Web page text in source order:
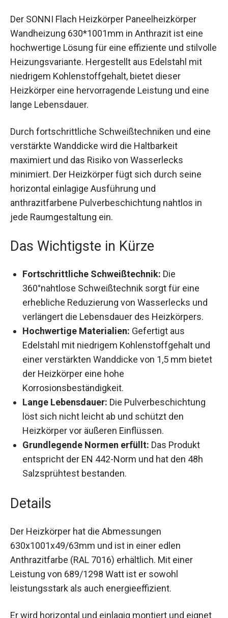
Der SONNI Flach Heizkörper Paneelheizkörper
Wandheizung 630*1001mm in Anthrazit ist eine
hochwertige Lösung für eine effiziente und stilvolle
Heizungsvariante. Hergestellt aus Edelstahl mit
niedrigem Kohlenstoffgehalt, bietet dieser
Heizkörper eine hervorragende Leistung und eine
lange Lebensdauer.
Durch fortschrittliche Schweißtechniken und eine
verstärkte Wanddicke wird die Haltbarkeit
maximiert und das Risiko von Wasserlecks
minimiert. Der Heizkörper fügt sich durch seine
horizontal einlagige Ausführung und
anthrazitfarbene Pulverbeschichtung nahtlos in
jede Raumgestaltung ein.
Das Wichtigste in Kürze
Fortschrittliche Schweißtechnik: Die
360°nahtlose Schweißtechnik sorgt für eine
erhebliche Reduzierung von Wasserlecks und
verlängert die Lebensdauer des Heizkörpers.
Hochwertige Materialien: Gefertigt aus
Edelstahl mit niedrigem Kohlenstoffgehalt und
einer verstärkten Wanddicke von 1,5 mm bietet
der Heizkörper eine hohe
Korrosionsbeständigkeit.
Lange Lebensdauer: Die Pulverbeschichtung
löst sich nicht leicht ab und schützt den
Heizkörper vor äußeren Einflüssen.
Grundlegende Normen erfüllt: Das Produkt
entspricht der EN 442-Norm und hat den 48h
Salzsprühtest bestanden.
Details
Der Heizkörper hat die Abmessungen
630x1001x49/63mm und ist in einer edlen
Anthrazitfarbe (RAL 7016) erhältlich. Mit einer
Leistung von 689/1298 Watt ist er sowohl
leistungsstark als auch energieeffizient.
Er wird horizontal und einlagig montiert und eignet